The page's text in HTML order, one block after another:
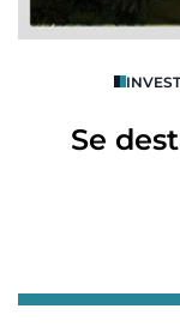
Se